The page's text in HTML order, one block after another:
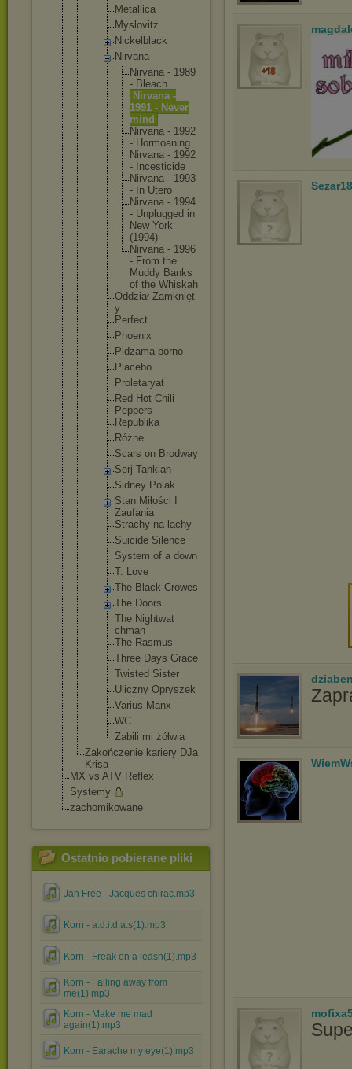
Metallica
Myslovitz
Nickelbl ack
Nirvana
Nirvana - 1989
- Bleac h
Nirvana -
1991 - Never
mind
Nirvana - 1992
- Hormoaning
Nirvana - 1992
- Incesticide
Nirvana - 1993
- In Utero
Nirvana - 1994
- Unplugged in
New York
(1994)
Nirvana - 1996
- From the
Muddy Banks
of the Whiskah
Oddział Zamknięt
y
Perfect
Phoenix
Pidżama porno
Placebo
Proletaryat
Red Hot Chili
Peppers
Republika
Różne
Scars on Brodway
Serj Tankian
Sidney Polak
Stan Miłości I
Zaufania
Strachy na lachy
Suicide Silence
System of a down
T. Love
The Black Crowes
The Doors
The Nightwat
chman
The Rasmus
Three Days Grace
Twisted Sister
Uliczny Opryszek
Varius Manx
WC
Zabili mi żółwia
Zakończenie kariery DJa
Krisa
MX vs ATV Reflex
Systemy
zachomikowane
Ostatnio pobierane pliki
Jah Free - Jacques chirac.mp3
Korn - a.d.i.d.a.s(1).mp3
Korn - Freak on a leash(1).mp3
Korn - Falling away from
me(1).mp3
Korn - Make me mad
again(1).mp3
Korn - Earache my eye(1).mp3
Sezar18